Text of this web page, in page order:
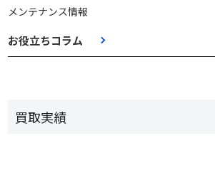
メンテナンス情報
お役立ちコラム
買取実績